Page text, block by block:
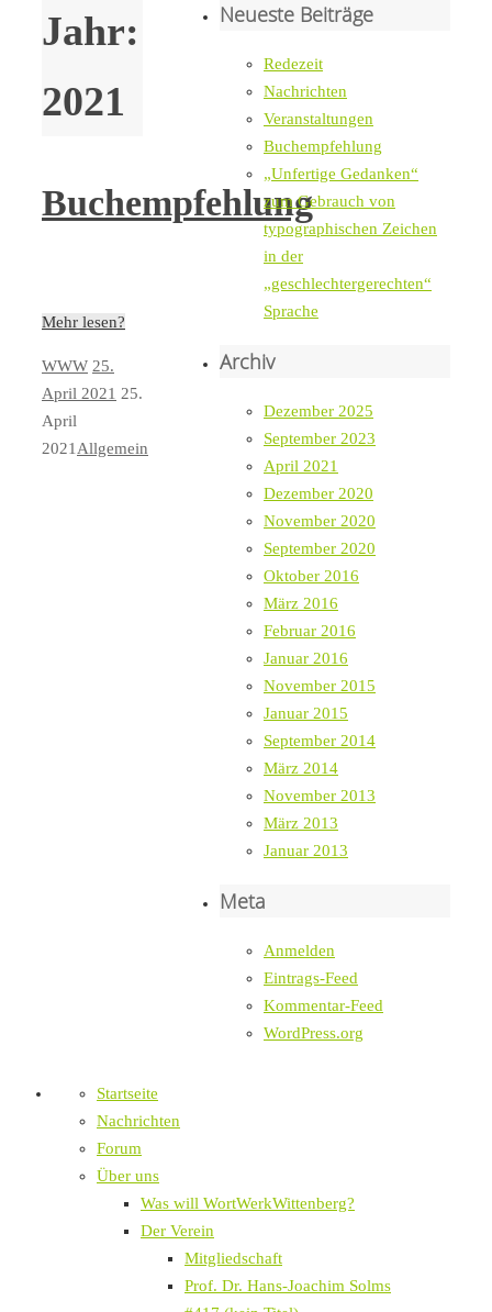
Jahr:
2021
Buchempfehlung
Mehr lesen?
WWW 25.
April 2021 25.
April
2021 Allgemein
Neueste Beiträge
Redezeit
Nachrichten
Veranstaltungen
Buchempfehlung
„Unfertige Gedanken“
zum Gebrauch von
typographischen Zeichen
in der
„geschlechtergerechten“
Sprache
Archiv
Dezember 2025
September 2023
April 2021
Dezember 2020
November 2020
September 2020
Oktober 2016
März 2016
Februar 2016
Januar 2016
November 2015
Januar 2015
September 2014
März 2014
November 2013
März 2013
Januar 2013
Meta
Anmelden
Eintrags-Feed
Kommentar-Feed
WordPress.org
Startseite
Nachrichten
Forum
Über uns
Was will WortWerkWittenberg?
Der Verein
Mitgliedschaft
Prof. Dr. Hans-Joachim Solms